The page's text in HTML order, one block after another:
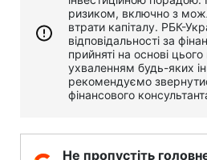
ризиком, включно з
втрати капіталу. РБК-
відповідальності за
прийняті на основі
ухваленням будь-яких
рекомендуємо
фінансового
Не пропустіть